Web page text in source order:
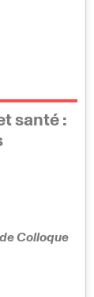
santé :
Colloque